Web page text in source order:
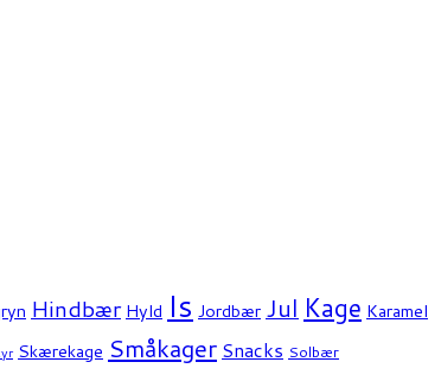
Hindbær Hyld Is Jordbær Jul Kage Karamel
Skærekage Småkager Snacks Solbær